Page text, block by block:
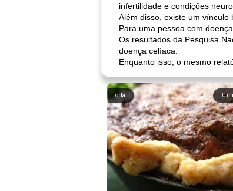
infertilidade e condições
Além disso, existe um vínculo
Para uma pessoa com
Os resultados da Pesquisa
doença celíaca.
Enquanto isso, o mesmo
0
Torta